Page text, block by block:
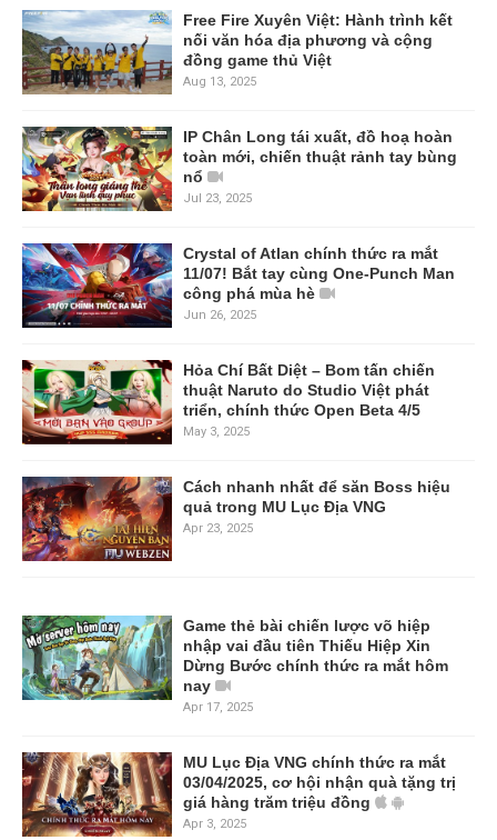
Free Fire Xuyên Việt: Hành trình kết
nối văn hóa địa phương và cộng
đồng game thủ Việt
Aug 13, 2025
IP Chân Long tái xuất, đồ hoạ hoàn
toàn mới, chiến thuật rảnh tay bùng
nổ
Jul 23, 2025
Crystal of Atlan chính thức ra mắt
11/07! Bắt tay cùng One-Punch Man
công phá mùa hè
Jun 26, 2025
Hỏa Chí Bất Diệt – Bom tấn chiến
thuật Naruto do Studio Việt phát
triển, chính thức Open Beta 4/5
May 3, 2025
Cách nhanh nhất để săn Boss hiệu
quả trong MU Lục Địa VNG
Apr 23, 2025
Game thẻ bài chiến lược võ hiệp
nhập vai đầu tiên Thiếu Hiệp Xin
Dừng Bước chính thức ra mắt hôm
nay
Apr 17, 2025
MU Lục Địa VNG chính thức ra mắt
03/04/2025, cơ hội nhận quà tặng trị
giá hàng trăm triệu đồng
Apr 3, 2025